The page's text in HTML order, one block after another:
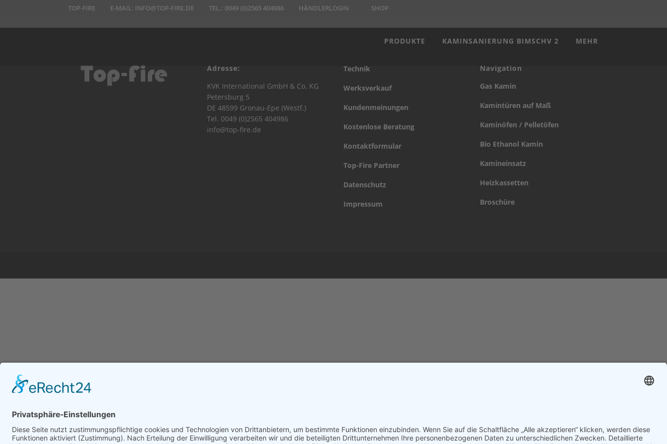
TOP-FIRE E-MAIL: INFO@TOP-FIRE.DE TEL.: 0049 (0)2565 404986 HÄNDLERLOGIN SHOP
PRODUKTE KAMINSANIERUNG BIMSCHV 2 MEHR
Adresse:
KVK International GmbH & Co. KG
Petersburg 5
DE 48599 Gronau-Epe (Westf.)
Tel. 0049 (0)2565 404986
info@top-fire.de
Technik
Werksverkauf
Kundenmeinungen
Kostenlose Beratung
Kontaktformular
Top-Fire Partner
Datenschutz
Impressum
Navigation
Gas Kamin
Kamintüren auf Maß
Kaminöfen / Pelletöfen
Bio Ethanol Kamin
Kamineinsatz
Heizkassetten
Broschüre